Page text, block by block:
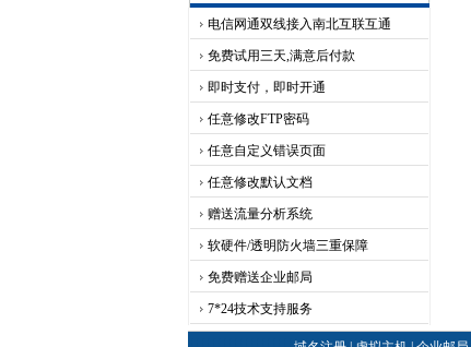
电信网通双线接入南北互联互通
免费试用三天,满意后付款
即时支付，即时开通
任意修改FTP密码
任意自定义错误页面
任意修改默认文档
赠送流量分析系统
软硬件/透明防火墙三重保障
免费赠送企业邮局
7*24技术支持服务